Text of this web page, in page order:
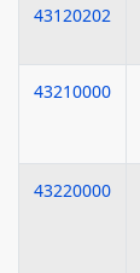
43120202
43210000
43220000